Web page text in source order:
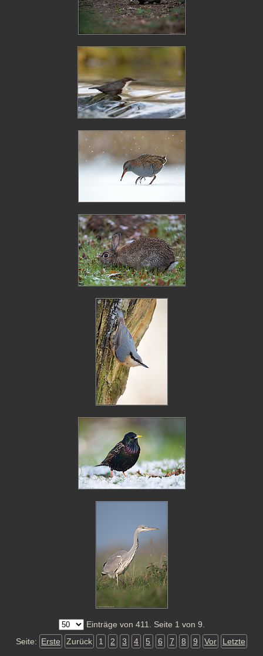
Einträge von 411. Seite 1 von 9.
Seite: Erste Zurück 1 2 3 4 5 6 7 8 9 Vor Letzte